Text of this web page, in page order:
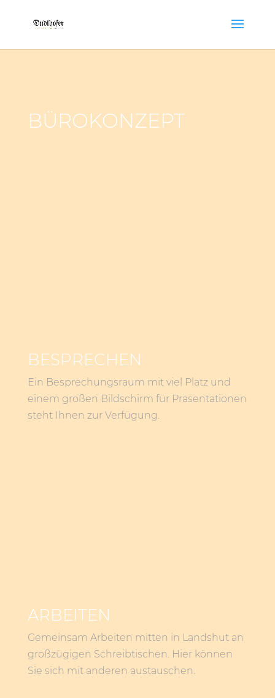
BÜROKONZEPT
BESPRECHEN
Ein Besprechungsraum mit viel Platz und
einem großen Bildschirm für Präsentationen
steht Ihnen zur Verfügung.
ARBEITEN
Gemeinsam Arbeiten mitten in Landshut an
großzügigen Schreibtischen. Hier können
Sie sich mit anderen austauschen.